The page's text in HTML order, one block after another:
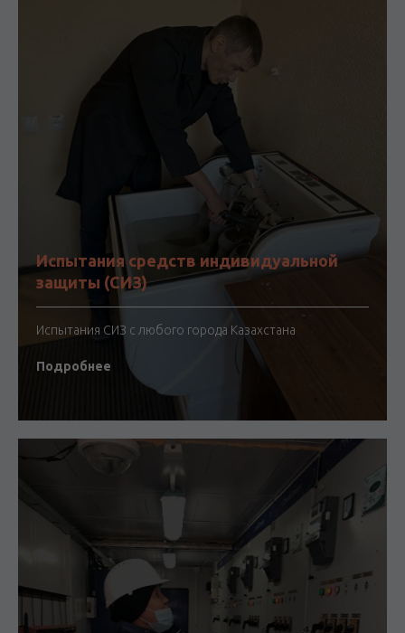
Испытания средств индивидуальной
защиты (СИЗ)
Испытания СИЗ с любого города Казахстана
Подробнее